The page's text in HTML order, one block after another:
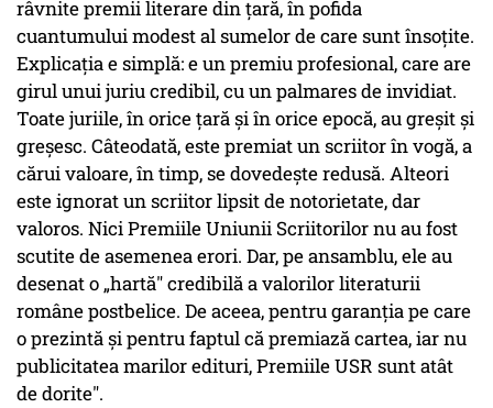
râvnite premii literare din țară, în pofida
cuantumului modest al sumelor de care sunt însoțite.
Explicația e simplă: e un premiu profesional, care are
girul unui juriu credibil, cu un palmares de invidiat.
Toate juriile, în orice țară și în orice epocă, au greșit și
greșesc. Câteodată, este premiat un scriitor în vogă, a
cărui valoare, în timp, se dovedește redusă. Alteori
este ignorat un scriitor lipsit de notorietate, dar
valoros. Nici Premiile Uniunii Scriitorilor nu au fost
scutite de asemenea erori. Dar, pe ansamblu, ele au
desenat o „hartă" credibilă a valorilor literaturii
române postbelice. De aceea, pentru garanția pe care
o prezintă și pentru faptul că premiază cartea, iar nu
publicitatea marilor edituri, Premiile USR sunt atât
de dorite".